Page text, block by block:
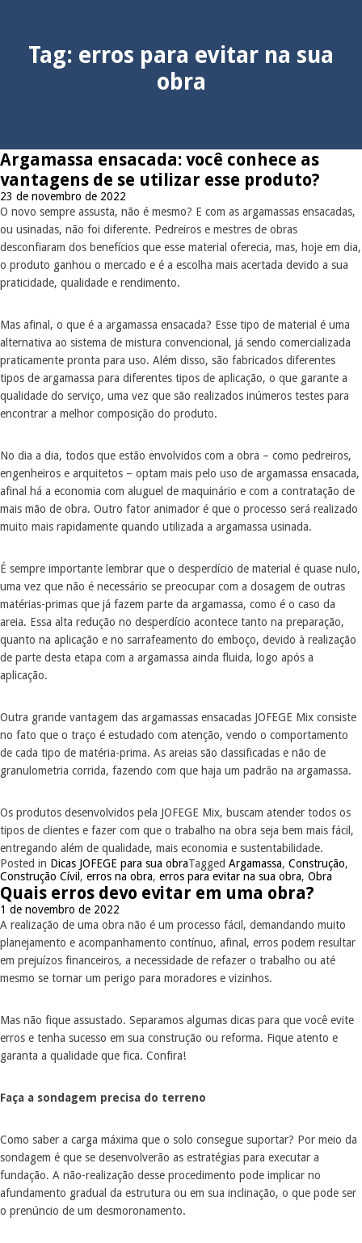
Tag: erros para evitar na sua
obra
Argamassa ensacada: você conhece as
vantagens de se utilizar esse produto?
23 de novembro de 2022
O novo sempre assusta, não é mesmo? E com as argamassas ensacadas,
ou usinadas, não foi diferente. Pedreiros e mestres de obras
desconfiaram dos benefícios que esse material oferecia, mas, hoje em dia,
o produto ganhou o mercado e é a escolha mais acertada devido a sua
praticidade, qualidade e rendimento.
Mas afinal, o que é a argamassa ensacada? Esse tipo de material é uma
alternativa ao sistema de mistura convencional, já sendo comercializada
praticamente pronta para uso. Além disso, são fabricados diferentes
tipos de argamassa para diferentes tipos de aplicação, o que garante a
qualidade do serviço, uma vez que são realizados inúmeros testes para
encontrar a melhor composição do produto.
No dia a dia, todos que estão envolvidos com a obra – como pedreiros,
engenheiros e arquitetos – optam mais pelo uso de argamassa ensacada,
afinal há a economia com aluguel de maquinário e com a contratação de
mais mão de obra. Outro fator animador é que o processo será realizado
muito mais rapidamente quando utilizada a argamassa usinada.
É sempre importante lembrar que o desperdício de material é quase nulo,
uma vez que não é necessário se preocupar com a dosagem de outras
matérias-primas que já fazem parte da argamassa, como é o caso da
areia. Essa alta redução no desperdício acontece tanto na preparação,
quanto na aplicação e no sarrafeamento do emboço, devido à realização
de parte desta etapa com a argamassa ainda fluida, logo após a
aplicação.
Outra grande vantagem das argamassas ensacadas JOFEGE Mix consiste
no fato que o traço é estudado com atenção, vendo o comportamento
de cada tipo de matéria-prima. As areias são classificadas e não de
granulometria corrida, fazendo com que haja um padrão na argamassa.
Os produtos desenvolvidos pela JOFEGE Mix, buscam atender todos os
tipos de clientes e fazer com que o trabalho na obra seja bem mais fácil,
entregando além de qualidade, mais economia e sustentabilidade.
Posted in Dicas JOFEGE para sua obraTagged Argamassa, Construção,
Construção Cívil , erros na obra, erros para evitar na sua obra, Obra
Quais erros devo evitar em uma obra?
1 de novembro de 2022
A realização de uma obra não é um processo fácil, demandando muito
planejamento e acompanhamento contínuo, afinal, erros podem resultar
em prejuízos financeiros, a necessidade de refazer o trabalho ou até
mesmo se tornar um perigo para moradores e vizinhos.
Mas não fique assustado. Separamos algumas dicas para que você evite
erros e tenha sucesso em sua construção ou reforma. Fique atento e
garanta a qualidade que fica. Confira!
Faça a sondagem precisa do terreno
Como saber a carga máxima que o solo consegue suportar? Por meio da
sondagem é que se desenvolverão as estratégias para executar a
fundação. A não-realização desse procedimento pode implicar no
afundamento gradual da estrutura ou em sua inclinação, o que pode ser
o prenúncio de um desmoronamento.